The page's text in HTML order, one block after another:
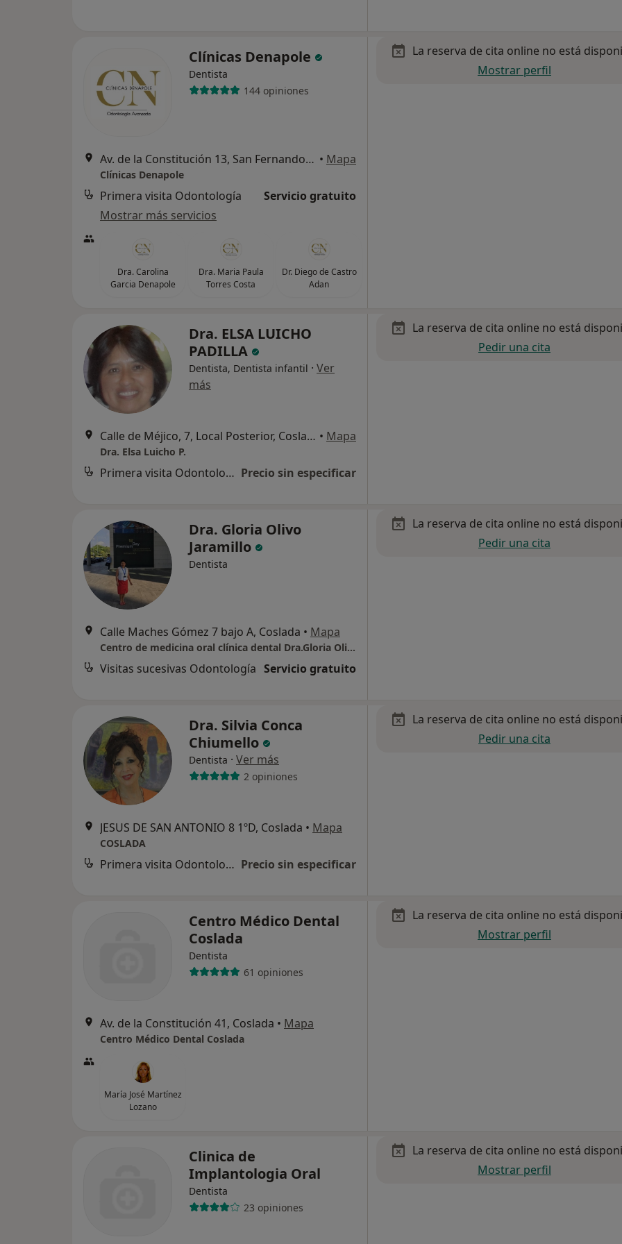
Clínicas Denapole
Dentista
144 opiniones
Av. de la Constitución 13, San Fernando de Henares • Mapa
Clínicas Denapole
Primera visita Odontología
Servicio gratuito
Mostrar más servicios
Dra. Carolina
Garcia Denapole
Dra. Maria Paula
Torres Costa
Dr. Diego de Castro
Adan
La reserva de cita online no está
Mostrar perfil
Dra. ELSA LUICHO
PADILLA
Dentista, Dentista infantil · Ver
más
Calle de Méjico, 7, Local Posterior, Coslada • Mapa
Dra. Elsa Luicho P.
Primera visita Odontología Precio sin especificar
La reserva de cita online no está
Pedir una cita
Dra. Gloria Olivo
Jaramillo
Dentista
Calle Maches Gómez 7 bajo A, Coslada • Mapa
Centro de medicina oral clínica dental Dra.Gloria Olivo
Visitas sucesivas Odontología Servicio gratuito
La reserva de cita online no está
Pedir una cita
Dra. Silvia Conca
Chiumello
Dentista · Ver más
2 opiniones
JESUS DE SAN ANTONIO 8 1ºD, Coslada • Mapa
COSLADA
Primera visita Odontología Precio sin especificar
La reserva de cita online no está
Pedir una cita
Centro Médico Dental
Coslada
Dentista
61 opiniones
Av. de la Constitución 41, Coslada • Mapa
Centro Médico Dental Coslada
María José Martínez
Lozano
La reserva de cita online no está
Mostrar perfil
Clinica de
Implantologia Oral
Dentista
23 opiniones
La reserva de cita online no está
Mostrar perfil